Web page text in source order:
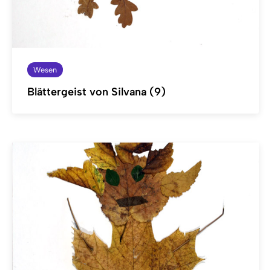
Wesen
Blättergeist von Silvana (9)